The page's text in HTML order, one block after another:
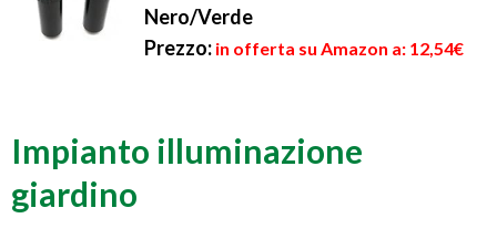
Nero/Verde
Prezzo: in offerta su Amazon a: 12,54€
Impianto illuminazione
giardino